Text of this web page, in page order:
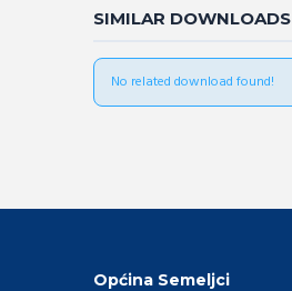
SIMILAR DOWNLOADS
No related download found!
Općina Semeljci